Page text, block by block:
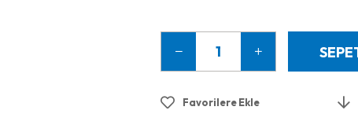
Favorilere Ekle